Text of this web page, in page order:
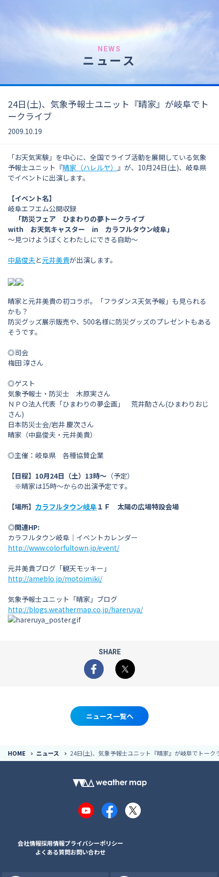
NEWS
ニュース
24日(土)、気象予報士ユニット『晴家』が岐阜でト
ークライブ
2009.10.19
「お天気実験」を中心に、全国でライブ活動を展開している気象
予報士ユニット『晴家（ハレルヤ） 』が、10月24日(土)、岐阜県
でイベントに出演します。
【イベント名】
岐阜エフエム公開収録
「防災フェア ひまわりの夢トークライブ
with お天気キャスター in カラフルタウン岐阜」
～見つけようぼくとわたしにできる自助～
中島俊夫と元井美貴が出演します。
晴家と元井美貴の初コラボ。「フラダンス天気予報」も見られる
かも？
防災グッズ展示販売や、500名様に防災グッズのプレゼントもある
そうです。
◎司会
梅田 淳さん
◎ゲスト
気象予報士・防災士 木原実さん
ＮＰＯ法人代表「ひまわりの夢企画」 荒井勣さん(ひまわりおじ
さん)
日本防災士会/岩井 慶次さん
晴家（中島俊夫・元井美貴）
◎主催：岐阜県 各種協賛企業
【日程】10月24日（土）13時～ （予定）
※晴家は15時～からの出演予定です。
【場所】 カラフルタウン岐阜１Ｆ 太陽の広場特設会場
◎関連HP:
カラフルタウン岐阜｜イベントカレンダー
http://www.colorfultown.jp/event/
元井美貴ブログ「観天モッキー」
http://ameblo.jp/motoimiki/
気象予報士ユニット「晴家」ブログ
http://blogs.weathermap.co.jp/hareruya/
SHARE
Facebook
X
ニュース一覧へ
HOME ニュース 24日(土)、気象予報士ユニット『晴家』が岐阜でトーク
YouTubeFacebook
X
会社情報採用情報プライバシーポリシー
よくある質問お問い合わせ